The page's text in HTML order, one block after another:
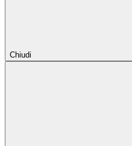
Chiudi